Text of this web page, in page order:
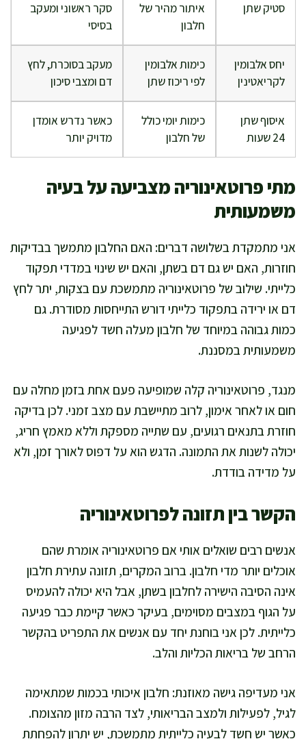
סטיק שתן
איתור מהיר של
חלבון
סקר ראשוני ומעקב
בסיסי
יחס אלבומין
לקריאטינין
כימות אלבומין
לפי ריכוז שתן
מעקב בסוכרת, לחץ
דם ומצבי סיכון
איסוף שתן
24 שעות
כימות יומי כולל
של חלבון
כאשר נדרש אומדן
מדויק יותר
מתי פרוטאינוריה מצביעה על בעיה
משמעותית
אני מתמקדת בשלושה דברים: האם החלבון מתמשך בבדיקות
חוזרות, האם יש גם דם בשתן, והאם יש שינוי במדדי תפקוד
כלייתי. שילוב של פרוטאינוריה מתמשכת עם בצקות, יתר לחץ
דם או ירידה בתפקוד כלייתי דורש התייחסות מסודרת. גם
כמות גבוהה במיוחד של חלבון מעלה חשד לפגיעה
משמעותית במסננת.
מנגד, פרוטאינוריה קלה שמופיעה פעם אחת בזמן מחלה עם
חום או לאחר אימון, לרוב מתיישבת עם מצב זמני. לכן בדיקה
חוזרת בתנאים רגועים, עם שתייה מספקת וללא מאמץ חריג,
יכולה לשנות את התמונה. הדגש הוא על דפוס לאורך זמן, ולא
על מדידה בודדת.
הקשר בין תזונה לפרוטאינוריה
אנשים רבים שואלים אותי אם פרוטאינוריה אומרת שהם
אוכלים יותר מדי חלבון. ברוב המקרים, תזונה עתירת חלבון
אינה הסיבה הישירה לחלבון בשתן, אבל היא יכולה להעמיס
על הגוף במצבים מסוימים, בעיקר כאשר קיימת כבר פגיעה
כלייתית. לכן אני בוחנת יחד עם אנשים את התפריט בהקשר
הרחב של בריאות הכליות והלב.
אני מעדיפה גישה מאוזנת: חלבון איכותי בכמות שמתאימה
לגיל, לפעילות ולמצב הבריאותי, לצד הרבה מזון מהצומח.
כאשר יש חשד לבעיה כלייתית מתמשכת, יש יתרון להפחתת